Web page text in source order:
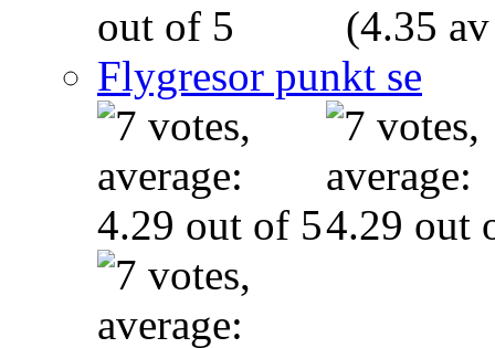
(4.35
Flygresor punkt se